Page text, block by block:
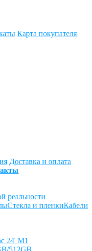
Карта покупателя
Доставка и оплата
реальности
Стекла и пленкиКабели
24' M1
512GB